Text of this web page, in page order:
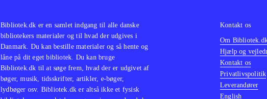
Bibliotek.dk er en samlet indgang til alle danske
bibliotekers materialer og til hvad der udgives i
Danmark. Du kan bestille materialer og så hente og
låne på dit eget bibliotek. Du kan bruge
Bibliotek.dk til at søge frem, hvad der er udgivet af
bøger, musik, tidsskrifter, artikler, e-bøger,
lydbøger osv. Bibliotek.dk er altså ikke et fysisk
Kontakt os
Om
Hjælp og
Kontakt os
Privatlivspolitik
Leverandører
English